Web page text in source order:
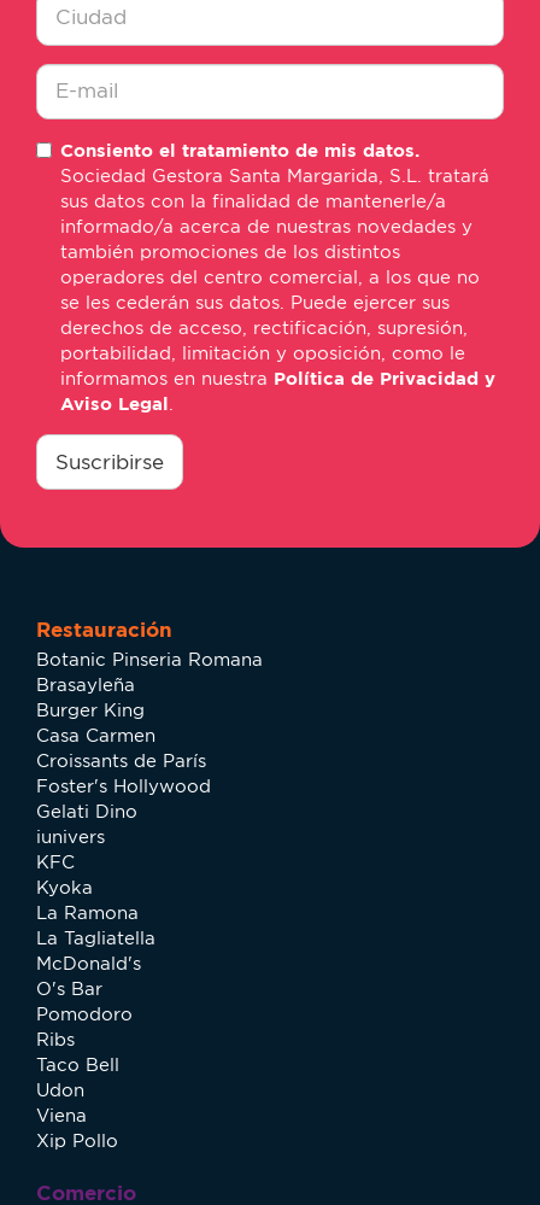
Ciudad
mail
Consiento el tratamiento de mis datos.
Sociedad Gestora Santa Margarida, S.L. tratará
sus datos con la finalidad de mantenerle/a
informado/a acerca de nuestras novedades y
también promociones de los distintos
operadores del centro comercial, a los que no
se les cederán sus datos. Puede ejercer sus
derechos de acceso, rectificación, supresión,
portabilidad, limitación y oposición, como le
informamos en nuestra Política de Privacidad y
Aviso Legal
consentimiento
Suscribirse
Restauración
Botanic Pinseria Romana
Brasayleña
Burger King
Casa Carmen
Croissants de París
Foster's Hollywood
Gelati Dino
iunivers
KFC
Kyoka
La Ramona
La Tagliatella
McDonald's
O's Bar
Pomodoro
Ribs
Taco Bell
Udon
Viena
Xip Pollo
Comercio